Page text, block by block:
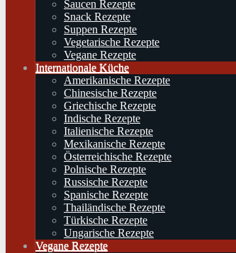
Saucen Rezepte
Snack Rezepte
Suppen Rezepte
Vegetarische Rezepte
Vegane Rezepte
Internationale Küche
Amerikanische Rezepte
Chinesische Rezepte
Griechische Rezepte
Indische Rezepte
Italienische Rezepte
Mexikanische Rezepte
Österreichische Rezepte
Polnische Rezepte
Russische Rezepte
Spanische Rezepte
Thailändische Rezepte
Türkische Rezepte
Ungarische Rezepte
Vegane Rezepte